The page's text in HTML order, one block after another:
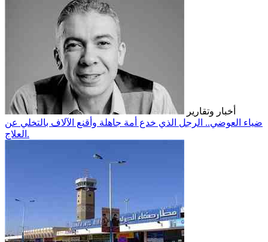
أخبار وتقارير
ضياء العوضي.. الرجل الذي خدع أمة جاهلة وأقنع الآلاف بالتخلي عن
العلاج.